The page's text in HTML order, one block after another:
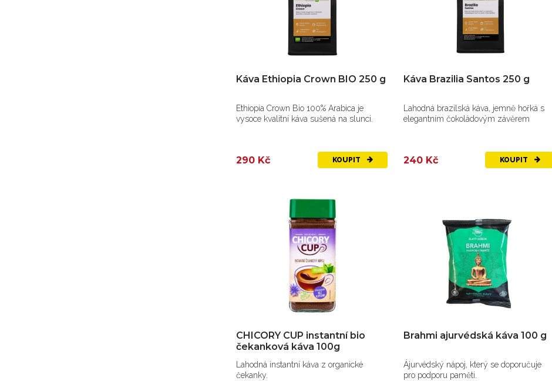
Káva Ethiopia Crown BIO 250 g
Ethiopia Crown Bio 100% Arabica je
vysoce kvalitní káva sušená na slunci.
290 Kč KOUPIT
Káva Brazilia Santos 250 g
Lahodná brazilská káva, jemně hořká s
elegantním čokoládovým závěrem
240 Kč KOUPIT
CHICORY CUP instantní bio
čekanková káva 100g
Lahodná instantní káva z organické
čekanky.
Brahmi ajurvédská káva 100 g
Ájurvédský nápoj, který se doporučuje
pro podporu paměti.